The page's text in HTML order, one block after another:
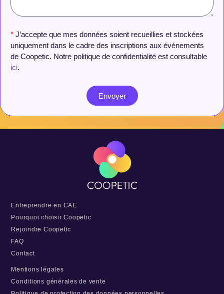
* J’accepte que mes données soient recueillies et stockées
uniquement dans le cadre des inscriptions aux événements
de Coopetic. Notre politique de confidentialité est consultable
ici.
Envoyer
Entreprendre en CAE
Pourquoi choisir Coopetic
Rejoindre Coopetic
FAQ
Contact
Mentions légales
Conditions générales de vente